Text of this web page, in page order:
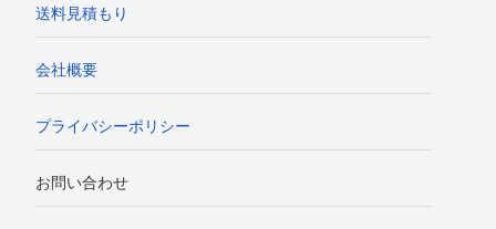
送料見積もり
会社概要
プライバシーポリシー
お問い合わせ